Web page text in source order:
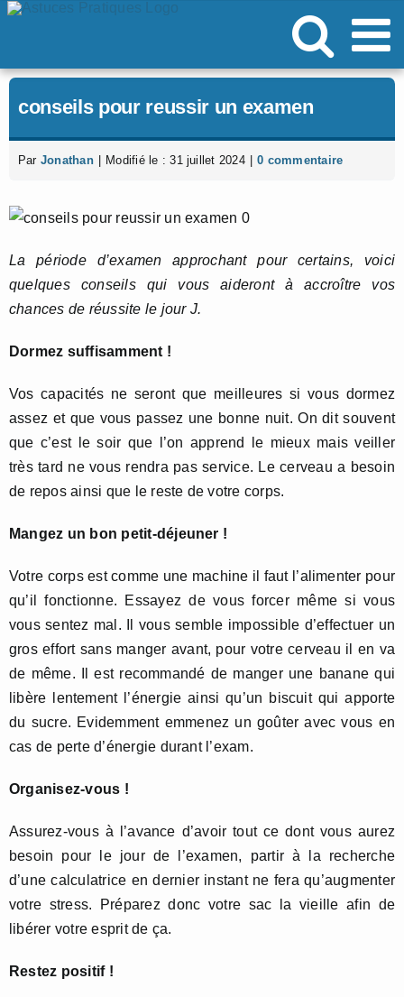
Passer
conseils pour reussir un examen
Par Jonathan Modifié le : 31 juillet 2024 0 commentaire
La période d’examen approchant pour certains, voici
quelques conseils qui vous aideront à accroître vos
chances de réussite le jour J.
Dormez suffisamment !
Vos capacités ne seront que meilleures si vous dormez
assez et que vous passez une bonne nuit. On dit souvent
que c’est le soir que l’on apprend le mieux mais veiller
très tard ne vous rendra pas service. Le cerveau a besoin
de repos ainsi que le reste de votre corps.
Mangez un bon petit-déjeuner !
Votre corps est comme une machine il faut l’alimenter pour
qu’il fonctionne. Essayez de vous forcer même si vous
vous sentez mal. Il vous semble impossible d’effectuer un
gros effort sans manger avant, pour votre cerveau il en va
de même. Il est recommandé de manger une banane qui
libère lentement l’énergie ainsi qu’un biscuit qui apporte
du sucre. Evidemment emmenez un goûter avec vous en
cas de perte d’énergie durant l’exam.
Organisez-vous !
Assurez-vous à l’avance d’avoir tout ce dont vous aurez
besoin pour le jour de l’examen, partir à la recherche
d’une calculatrice en dernier instant ne fera qu’augmenter
votre stress. Préparez donc votre sac la vieille afin de
libérer votre esprit de ça.
Restez positif !